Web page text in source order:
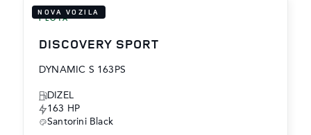
NOVA VOZILA
FLOTA
DISCOVERY SPORT
DYNAMIC S 163PS
DIZEL
163 HP
Santorini Black